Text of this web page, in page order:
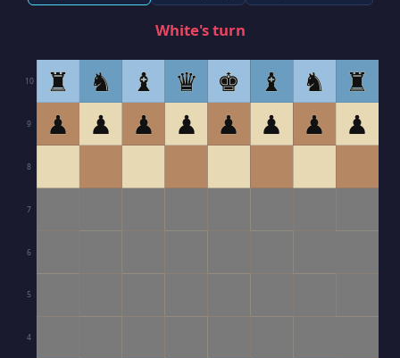
White's turn
♟ ♟ ♟ ♟ ♟ ♟ ♟ ♟
♜ ♞ ♝ ♛ ♚ ♝ ♞ ♜
4
5
6
7
8
9
10